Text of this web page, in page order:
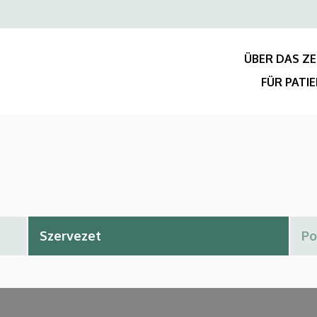
Felső
ÜBER DAS
FÜR